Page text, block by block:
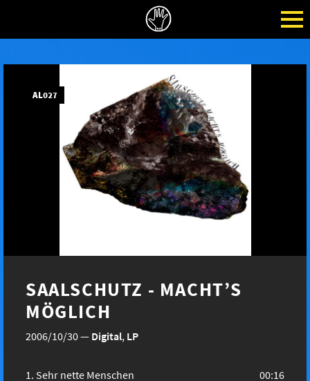
AL027
SAALSCHUTZ - MACHT’S
MÖGLICH
2006/10/30— Digital, LP
Sehr nette Menschen
00:16